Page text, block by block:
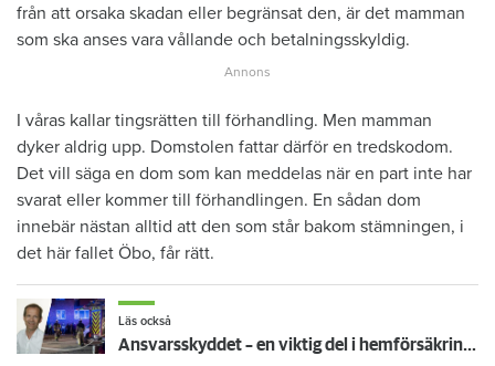
från att orsaka skadan eller begränsat den, är det mamman
som ska anses vara vållande och betalningsskyldig.
I våras kallar tingsrätten till förhandling. Men mamman
dyker aldrig upp. Domstolen fattar därför en tredskodom.
Det vill säga en dom som kan meddelas när en part inte har
svarat eller kommer till förhandlingen. En sådan dom
innebär nästan alltid att den som står bakom stämningen, i
det här fallet Öbo, får rätt.
Läs också
Ansvarsskyddet – en viktig del i hemförsäkringen